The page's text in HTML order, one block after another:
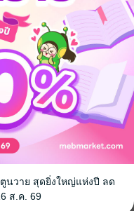
-32%
ตูนวาย สุดยิ่งใหญ่แห่งปี ลด
ส.ค. 69